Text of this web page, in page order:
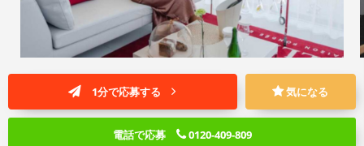
1分で応募する 気になる
電話で応募 0120-409-809